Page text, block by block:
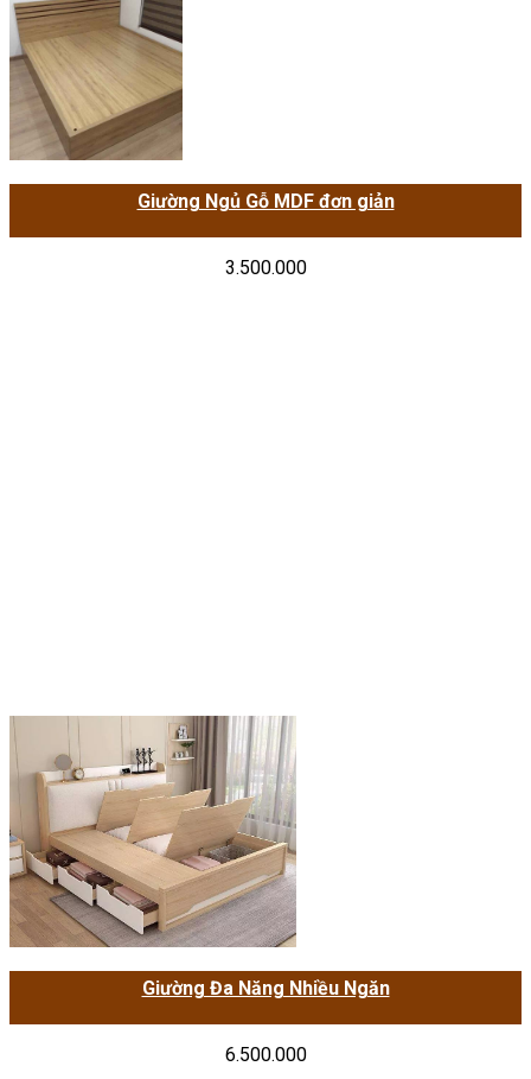
Giường Ngủ Gỗ MDF đơn giản
3.500.000
Giường Đa Năng Nhiều Ngăn
6.500.000